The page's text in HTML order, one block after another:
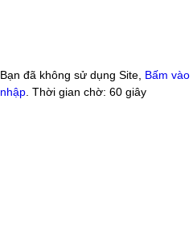
Bạn đã không sử dụng Site, Bấm
nhập . Thời gian chờ: 60 giây